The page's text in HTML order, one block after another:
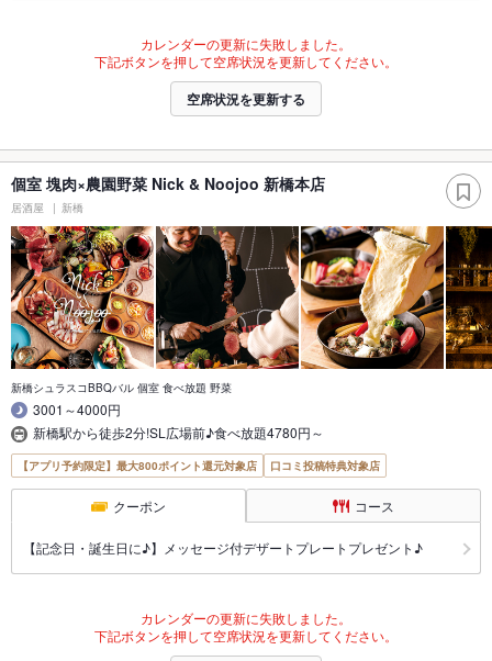
カレンダーの更新に失敗しました。
下記ボタンを押して空席状況を更新してください。
空席状況を更新する
個室 塊肉×農園野菜 Nick & Noojoo 新橋本店
居酒屋 新橋
新橋シュラスコBBQバル 個室 食べ放題 野菜
3001～4000円
新橋駅から徒歩2分!SL広場前♪食べ放題4780円～
【アプリ予約限定】最大800ポイント還元対象店 口コミ投稿特典対象店
クーポン コース
【記念日・誕生日に♪】メッセージ付デザートプレートプレゼント♪
カレンダーの更新に失敗しました。
下記ボタンを押して空席状況を更新してください。